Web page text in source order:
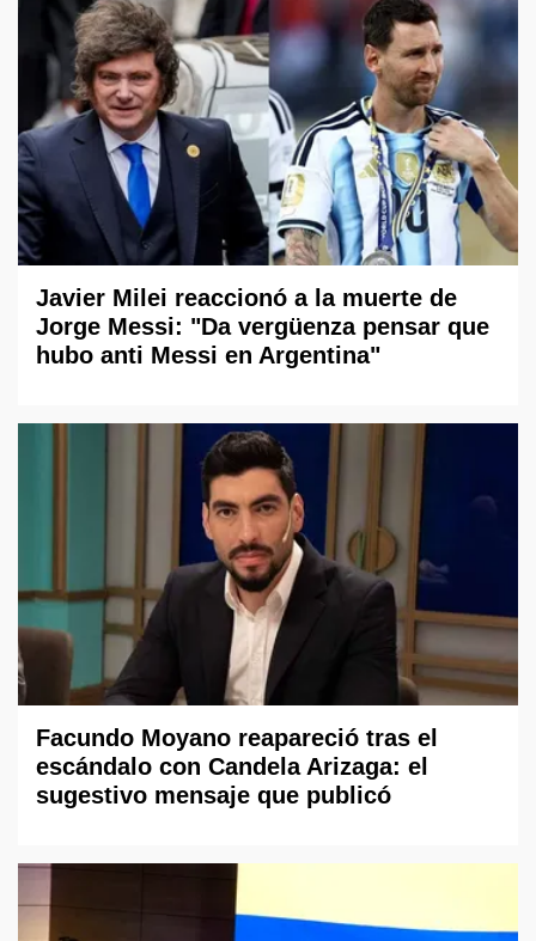
Javier Milei reaccionó a la muerte de
Jorge Messi: "Da vergüenza pensar que
hubo anti Messi en Argentina"
Facundo Moyano reapareció tras el
escándalo con Candela Arizaga: el
sugestivo mensaje que publicó